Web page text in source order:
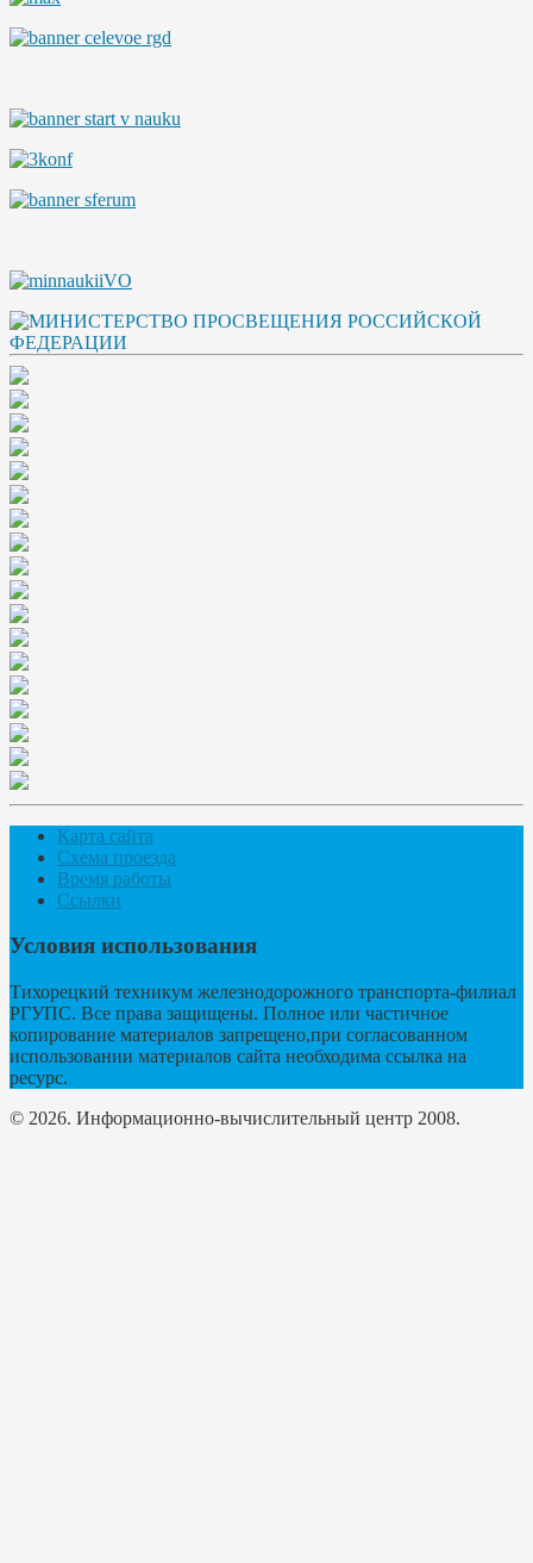
Карта сайта
Схема проезда
Время работы
Ссылки
Условия использования
Тихорецкий техникум железнодорожного транспорта-филиал
РГУПС. Все права защищены. Полное или частичное
копирование материалов запрещено,при согласованном
использовании материалов сайта необходима ссылка на
ресурс.
© 2026. Информационно-вычислительный центр 2008.